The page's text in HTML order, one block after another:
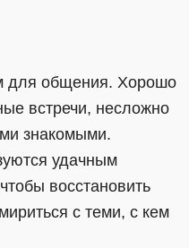
для общения. Хорошо
встречи, несложно
знакомыми.
удачным
восстановить
с теми, с кем